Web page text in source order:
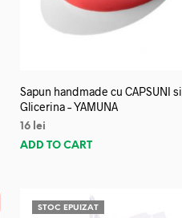
Sapun handmade cu CAPSUNI si
Glicerina – YAMUNA
16 lei
ADD TO CART
STOC EPUIZAT